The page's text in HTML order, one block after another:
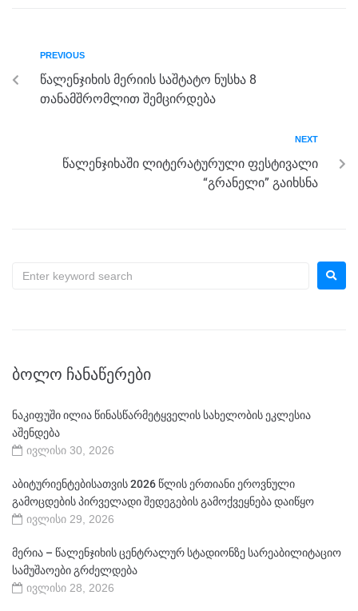
b
o
o
g
er
m p
p
PREVIOUS
წალენჯიხის მერიის საშტატო ნუსხა 8
თანამშრომლით შემცირდება
NEXT
წალენჯიხაში ლიტერატურული ფესტივალი
“გრანელი” გაიხსნა
ᲑᲝᲚᲝ ᲩᲐᲜᲐᲬᲔᲠᲔᲑᲘ
ნაკიფუში ილია წინასწარმეტყველის სახელობის ეკლესია
აშენდება
ივლისი 30, 2026
აბიტურიენტებისათვის 2026 წლის ერთიანი ეროვნული
გამოცდების პირველადი შედეგების გამოქვეყნება დაიწყო
ივლისი 29, 2026
მერია – წალენჯიხის ცენტრალურ სტადიონზე სარეაბილიტაციო
სამუშაოები გრძელდება
ივლისი 28, 2026